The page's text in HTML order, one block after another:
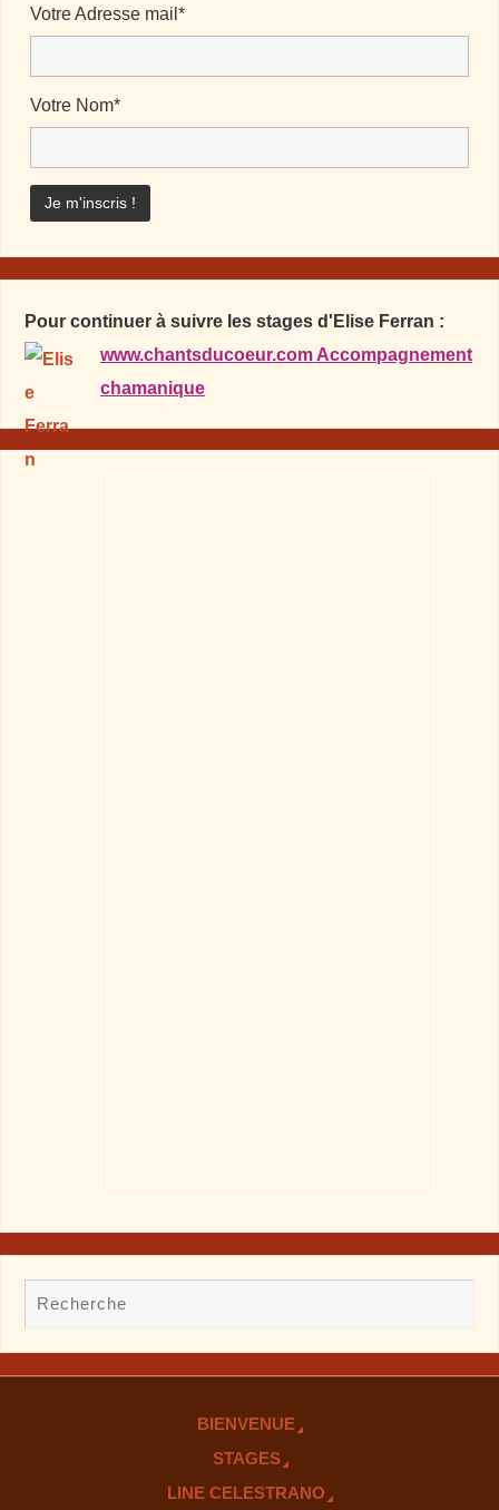
Votre Adresse mail*
Votre Nom*
Pour continuer à suivre les stages d'Elise Ferran :
www.chantsducoeur.com Accompagnement
chamanique
BIENVENUE
STAGES
LINE CELESTRANO